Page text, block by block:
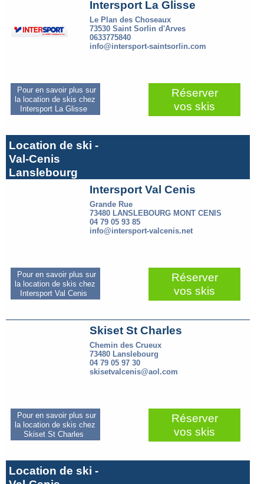
Intersport La Glisse
Le Plan des Choseaux
73530 Saint Sorlin d'Arves
0633775840
info@intersport-saintsorlin.com
Pour en savoir plus sur
la location de skis chez
Intersport La Glisse
Réserver
vos skis
Location de ski -
Val-Cenis
Lanslebourg
Intersport Val Cenis
Grande Rue
73480 LANSLEBOURG MONT CENIS
04 79 05 93 85
info@intersport-valcenis.net
Pour en savoir plus sur
la location de skis chez
Intersport Val Cenis
Réserver
vos skis
Skiset St Charles
Chemin des Crueux
73480 Lanslebourg
04 79 05 97 30
skisetvalcenis@aol.com
Pour en savoir plus sur
la location de skis chez
Skiset St Charles
Réserver
vos skis
Location de ski -